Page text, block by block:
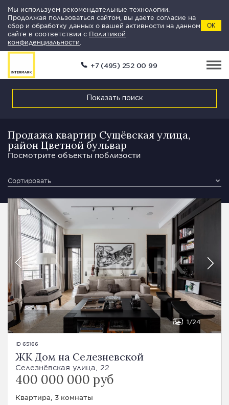
Мы используем рекомендательные технологии.
Продолжая пользоваться сайтом, вы даете согласие на
сбор и обработку данных о вашей активности на данном
сайте в соответствии с Политикой
конфиденциальности
ОК
+7 (495) 252 00 99
Показать поиск
Продажа квартир Сущёвская улица,
район Цветной бульвар
Посмотрите объекты поблизости
Сортировать
1 24
ID 65166
ЖК Дом на Селезневской
Селезнёвская улица, 22
400 000 000 руб
Квартира, 3 комнаты